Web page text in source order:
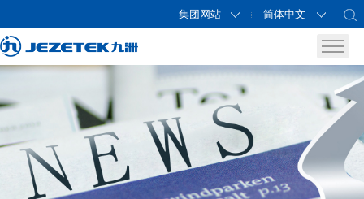
集团网站 简体中文